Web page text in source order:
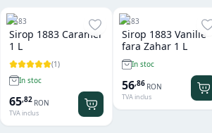
1883
Sirop 1883 Caramel
1 L
(1)
In stoc
65,82 RON
TVA inclus
1883
Sirop 1883 Vanilie
fara Zahar 1 L
In stoc
56,86 RON
TVA inclus